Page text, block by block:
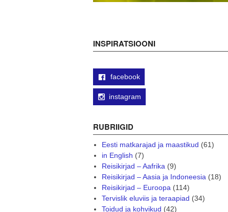
INSPIRATSIOONI
facebook
instagram
RUBRIIGID
Eesti matkarajad ja maastikud (61)
in English (7)
Reisikirjad – Aafrika(9)
Reisikirjad – Aasia ja Indoneesia(18)
Reisikirjad – Euroopa(114)
Tervislik eluviis ja teraapiad (34)
Toidud ja kohvikud (42)